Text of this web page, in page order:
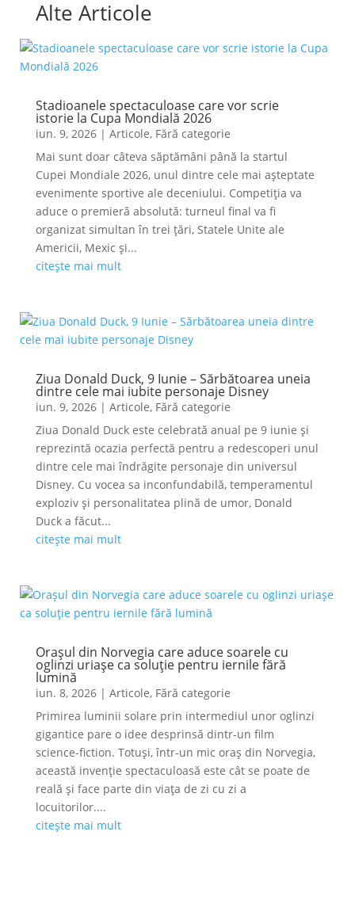
Alte Articole
Stadioanele spectaculoase care vor scrie
istorie la Cupa Mondială 2026
iun. 9, 2026| Articole, Fără categorie
Mai sunt doar câteva săptămâni până la startul
Cupei Mondiale 2026, unul dintre cele mai așteptate
evenimente sportive ale deceniului. Competiția va
aduce o premieră absolută: turneul final va fi
organizat simultan în trei țări, Statele Unite ale
Americii, Mexic și...
citește mai mult
Ziua Donald Duck, 9 Iunie – Sărbătoarea uneia
dintre cele mai iubite personaje Disney
iun. 9, 2026| Articole, Fără categorie
Ziua Donald Duck este celebrată anual pe 9 iunie și
reprezintă ocazia perfectă pentru a redescoperi unul
dintre cele mai îndrăgite personaje din universul
Disney. Cu vocea sa inconfundabilă, temperamentul
exploziv și personalitatea plină de umor, Donald
Duck a făcut...
citește mai mult
Orașul din Norvegia care aduce soarele cu
oglinzi uriașe ca soluție pentru iernile fără
lumină
iun. 8, 2026| Articole, Fără categorie
Primirea luminii solare prin intermediul unor oglinzi
gigantice pare o idee desprinsă dintr-un film
science-fiction. Totuși, într-un mic oraș din Norvegia,
această invenție spectaculoasă este cât se poate de
reală și face parte din viața de zi cu zi a
locuitorilor....
citește mai mult